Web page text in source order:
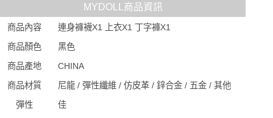
MYDOLL商品資訊
商品內容
連身褲襪X1 上衣X1 丁字褲X1
商品顏色
黑色
商品產地
CHINA
商品材質
尼龍 / 彈性纖維 / 仿皮革 / 鋅合金 / 五金 / 其他
彈性
佳